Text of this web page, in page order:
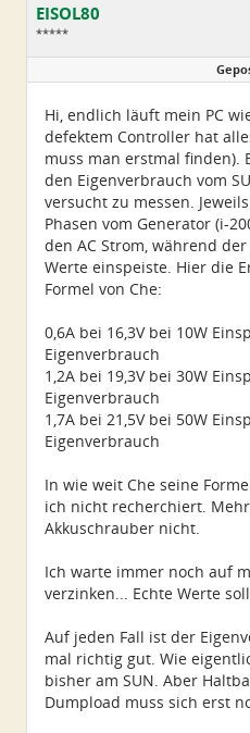
EISOL80
*****
Geschlecht:
Alter:
45
Dabei seit:
07 / 2022
Hi, endlich läuft mein PC
defektem Controller hat
muss man erstmal finden).
den Eigenverbrauch vom
versucht zu messen.
Phasen vom Generator (i-
den AC Strom, während
Werte einspeiste. Hier die
Formel von Che:
0,6A bei 16,3V bei 10W
Eigenverbrauch
1,2A bei 19,3V bei 30W
Eigenverbrauch
1,7A bei 21,5V bei 50W
Eigenverbrauch
In wie weit Che seine
ich nicht recherchiert.
Akkuschrauber nicht.
Ich warte immer noch auf
verzinken... Echte Werte
Auf jeden Fall ist der
mal richtig gut. Wie
bisher am SUN. Aber
Dumpload muss sich erst